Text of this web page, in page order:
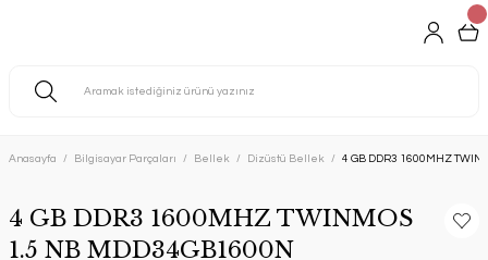
Anasayfa Bilgisayar Parçaları Bellek Dizüstü Bellek 4 GB DDR3 1600MHZ
4 GB DDR3 1600MHZ TWINMOS
1.5 NB MDD34GB1600N